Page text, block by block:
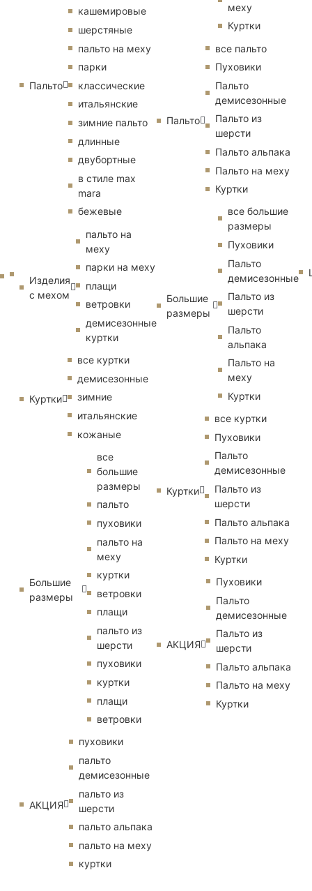
Пальто
кашемировые
шерстяные
пальто на меху
парки
классические
итальянские
зимние пальто
длинные
двубортные
в стиле max
mara
бежевые
Изделия
с мехом
пальто на
меху
парки на меху
плащи
ветровки
демисезонные
куртки
Куртки
все куртки
демисезонные
зимние
итальянские
кожаные
Большие
размеры
все
большие
размеры
пальто
пуховики
пальто на
меху
куртки
ветровки
плащи
пальто из
шерсти
пуховики
куртки
плащи
ветровки
АКЦИЯ
пуховики
пальто
демисезонные
пальто из
шерсти
пальто альпака
пальто на меху
куртки
меху
Куртки
Пальто
все пальто
Пуховики
Пальто
демисезонные
Пальто из
шерсти
Пальто альпака
Пальто на меху
Куртки
Большие
размеры
все большие
размеры
Пуховики
Пальто
демисезонные
Пальто из
шерсти
Пальто
альпака
Пальто на
меху
Куртки
Куртки
все куртки
Пуховики
Пальто
демисезонные
Пальто из
шерсти
Пальто альпака
Пальто на меху
Куртки
АКЦИЯ
Пуховики
Пальто
демисезонные
Пальто из
шерсти
Пальто альпака
Пальто на меху
Куртки